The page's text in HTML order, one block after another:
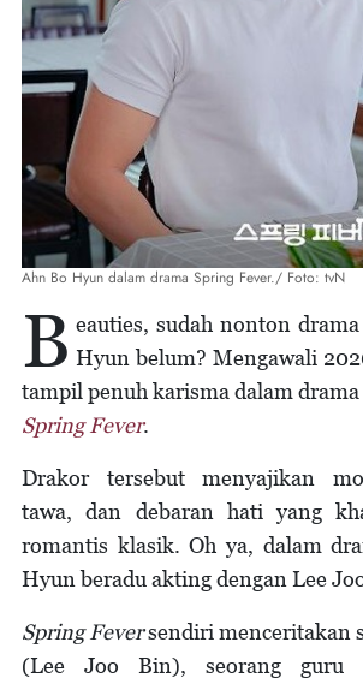
Ahn Bo Hyun dalam drama Spring Fever./ Foto: tvN
B eauties, sudah nonton
Hyun belum? Mengawali
tampil penuh karisma dalam
Spring Fever.
Drakor tersebut menyajikan
tawa, dan debaran hati yang
romantis klasik. Oh ya, dalam
Hyun beradu akting dengan Lee
Spring Feversendiri menceritakan
(Lee Joo Bin), seorang guru